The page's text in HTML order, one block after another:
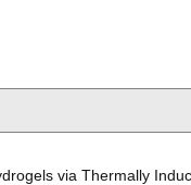
via Thermally